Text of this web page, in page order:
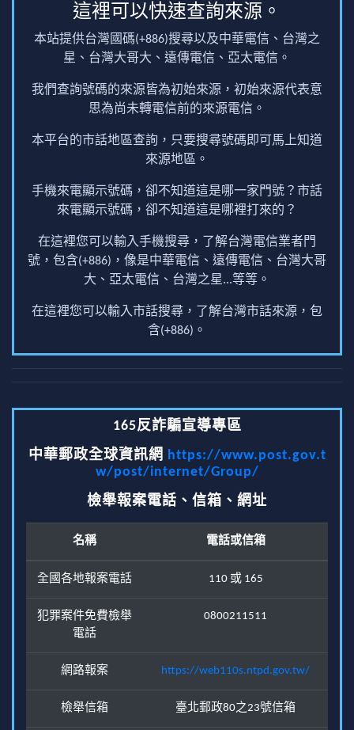
這裡可以快速查詢來源。
本站提供台灣國碼(+886)搜尋以及中華電信、台灣之
星、台灣大哥大、遠傳電信、亞太電信。
我們查詢號碼的來源皆為初始來源，初始來源代表意
思為尚未轉電信前的來源電信。
本平台的市話地區查詢，只要搜尋號碼即可馬上知道
來源地區。
手機來電顯示號碼，卻不知道這是哪一家門號？市話
來電顯示號碼，卻不知道這是哪裡打來的？
在這裡您可以輸入手機搜尋，了解台灣電信業者門
號，包含(+886)，像是中華電信、遠傳電信、台灣大哥
大、亞太電信、台灣之星...等等。
在這裡您可以輸入市話搜尋，了解台灣市話來源，包
含(+886)。
165反詐騙宣導專區
中華郵政全球資訊網 https://www.post.gov.t
w/post/internet/Group/
檢舉報案電話、信箱、網址
名稱 電話或信箱
全國各地報案電話 110 或 165
犯罪案件免費檢舉
電話
0800211511
網路報案 https://web110s.ntpd.gov.tw/
檢舉信箱 臺北郵政80之23號信箱